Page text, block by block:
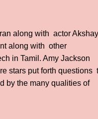
along with actor Akshay
along with other
in Tamil. Amy Jackson
stars put forth questions
by the many qualities of